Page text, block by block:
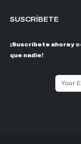
SUSCRÍBETE
¡Suscríbete ahora y
que nadie!